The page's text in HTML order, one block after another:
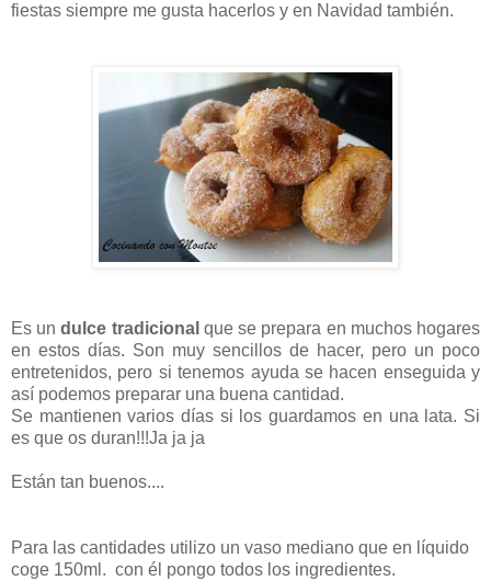
fiestas siempre me gusta hacerlos y en Navidad también.
Es undulce tradicional que se prepara en muchos hogares
en estos días. Son muy sencillos de hacer, pero un poco
entretenidos, pero si tenemos ayuda se hacen enseguida y
así podemos preparar una buena cantidad.
Se mantienen varios días si los guardamos en una lata. Si
es que os duran!!!Ja ja ja
Están tan buenos....
Para las cantidades utilizo un vaso mediano que en líquido
coge 150ml. con él pongo todos los ingredientes.